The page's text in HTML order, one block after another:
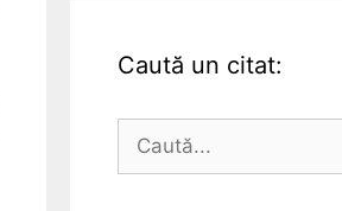
Caută un citat:
Caută